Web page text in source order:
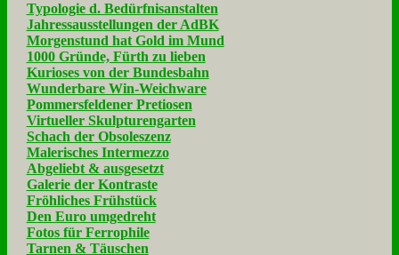
Typologie d. Bedürfnisanstalten
Jahressausstellungen der AdBK
Morgenstund hat Gold im Mund
1000 Gründe, Fürth zu lieben
Kurioses von der Bundesbahn
Wunderbare Win-Weichware
Pommersfeldener Pretiosen
Virtueller Skulpturengarten
Schach der Obsoleszenz
Malerisches Intermezzo
Abgeliebt & ausgesetzt
Galerie der Kontraste
Fröhliches Frühstück
Den Euro umgedreht
Fotos für Ferrophile
Tarnen & Täuschen